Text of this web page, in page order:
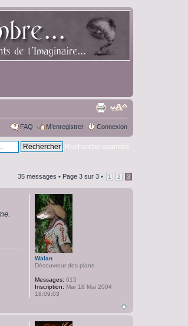
FAQ M’enregistrer Connexion
Recherche avancée
35 messages • Page 3 sur 3 • 1 2 3
Walan
Découvreur des plans
Messages: 615
Inscription: Mar 18 Mai 2004
18:09:03